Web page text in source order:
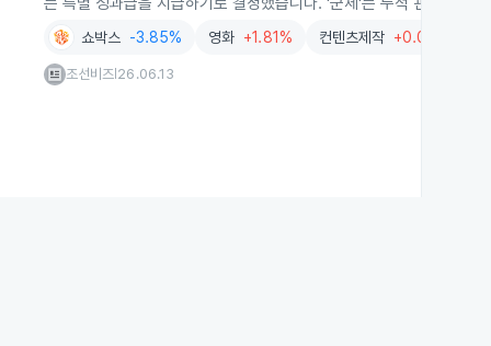
쇼박스 -3.85% 영화 +1.81% 컨텐츠제작 +0.08%
조선비즈 26.06.13